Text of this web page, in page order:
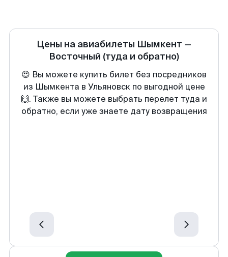
Цены на авиабилеты Шымкент —
Восточный (туда и обратно)
😍 Вы можете купить билет без посредников
из Шымкента в Ульяновск по выгодной цене
🙌. Также вы можете выбрать перелет туда и
обратно, если уже знаете дату возвращения